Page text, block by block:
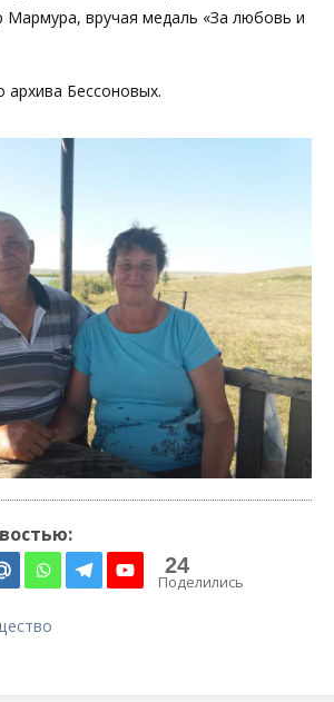
Мармура, вручая медаль «За любовь и
Бессоновых.
24
Поделились